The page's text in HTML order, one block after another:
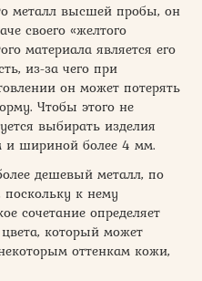
металл высшей пробы, он
своего «желтого
материала является его
из-за чего при
он может потерять
Чтобы этого не
выбирать изделия
шириной более 4 мм.
дешевый металл, по
к нему
сочетание определяет
который может
оттенкам кожи,